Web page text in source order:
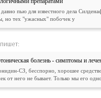
пью для известного дела
но тех "ужасных" побочек у
пишет:
болезнь - симптомы и
СЗ, бесспорно, хорошее
от него не бывает. Только мы его